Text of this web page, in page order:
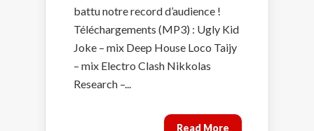
battu notre record d’audience !
Téléchargements (MP3) : Ugly Kid
Joke – mix Deep House Loco Taijy
– mix Electro Clash Nikkolas
Research –...
Read More